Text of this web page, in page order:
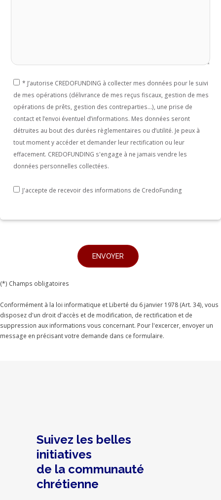
* J’autorise CREDOFUNDING à collecter mes données pour le suivi
de mes opérations (délivrance de mes reçus fiscaux, gestion de mes
opérations de prêts, gestion des contreparties...), une prise de
contact et l’envoi éventuel d’informations. Mes données seront
détruites au bout des durées règlementaires ou d’utilité. Je peux à
tout moment y accéder et demander leur rectification ou leur
effacement. CREDOFUNDING s'engage à ne jamais vendre les
données personnelles collectées.
J'accepte de recevoir des informations de CredoFunding
(*) Champs obligatoires
Conformément à la loi informatique et Liberté du 6 janvier 1978 (Art. 34), vous
disposez d'un droit d'accès et de modification, de rectification et de
suppression aux informations vous concernant. Pour l'excercer, envoyer un
message en précisant votre demande dans ce formulaire.
Suivez les belles
initiatives
de la communauté
chrétienne